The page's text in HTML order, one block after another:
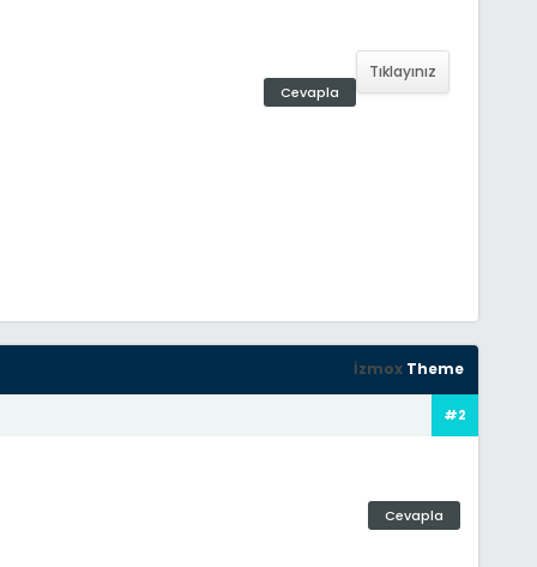
Tıklayınız
Cevapla
İzmox Theme
#2
Cevapla